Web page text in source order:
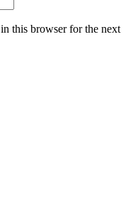
this browser for the next